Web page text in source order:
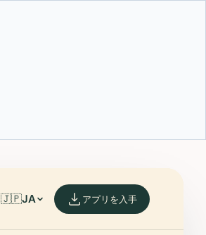
🇯🇵JA アプリを入手